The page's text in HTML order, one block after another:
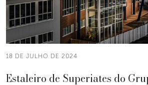
18 DE JULHO DE 2024
Estaleiro de Superiates do